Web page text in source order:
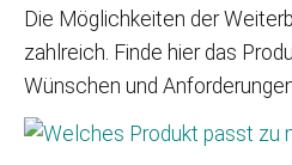
Die Möglichkeiten der
zahlreich. Finde hier das
Wünschen und